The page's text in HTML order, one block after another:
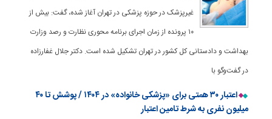
غیرپزشک در حوزه پزشکی در تهران آغاز شده، گفت: بیش از
۱۰ پرونده از زمان اجرای برنامه محوری نظارت و رصد وزارت
بهداشت و دادستانی کل کشور در تهران تشکیل شده است. دکتر جلال غفارزاده
در گفت‌وگو با
اعتبار ۳۰ همتی برای «پزشکی خانواده» در ۱۴۰۴ / پوشش تا ۴۰
میلیون نفری به شرط تامین اعتبار